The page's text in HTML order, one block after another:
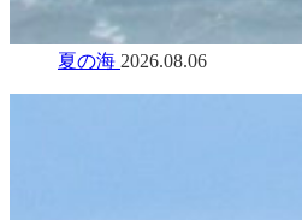
夏の海 2026.08.06